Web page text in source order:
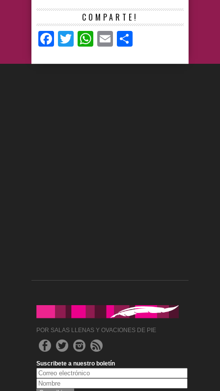
COMPARTE!
Facebook
TwitterWhatsApp
Email
POR SALAS LLENAS Y OVACIONES DE PIE
Suscribete a nuestro boletín